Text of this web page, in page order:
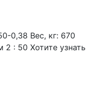
0,38 Вес, кг: 670
: 50 Хотите узнать